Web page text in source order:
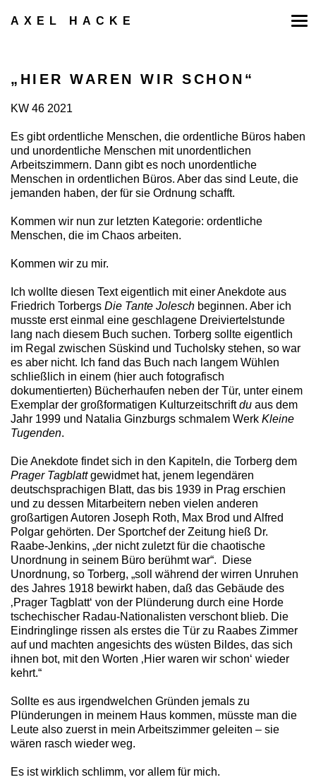
InhaltAXEL HACKE
„HIER WAREN WIR SCHON“
KW 46 2021
Es gibt ordentliche Menschen, die ordentliche Büros haben
und unordentliche Menschen mit unordentlichen
Arbeitszimmern. Dann gibt es noch unordentliche
Menschen in ordentlichen Büros. Aber das sind Leute, die
jemanden haben, der für sie Ordnung schafft.
Kommen wir nun zur letzten Kategorie: ordentliche
Menschen, die im Chaos arbeiten.
Kommen wir zu mir.
Ich wollte diesen Text eigentlich mit einer Anekdote aus
Friedrich Torbergs Die Tante Jolesch beginnen. Aber ich
musste erst einmal eine geschlagene Dreiviertelstunde
lang nach diesem Buch suchen. Torberg sollte eigentlich
im Regal zwischen Süskind und Tucholsky stehen, so war
es aber nicht. Ich fand das Buch nach langem Wühlen
schließlich in einem (hier auch fotografisch
dokumentierten) Bücherhaufen neben der Tür, unter einem
Exemplar der großformatigen Kulturzeitschriftdu aus dem
Jahr 1999 und Natalia Ginzburgs schmalem Werk Kleine
Tugenden.
Die Anekdote findet sich in den Kapiteln, die Torberg dem
Prager Tagblattgewidmet hat, jenem legendären
deutschsprachigen Blatt, das bis 1939 in Prag erschien
und zu dessen Mitarbeitern neben vielen anderen
großartigen Autoren Joseph Roth, Max Brod und Alfred
Polgar gehörten. Der Sportchef der Zeitung hieß Dr.
Raabe-Jenkins, „der nicht zuletzt für die chaotische
Unordnung in seinem Büro berühmt war“. Diese
Unordnung, so Torberg, „soll während der wirren Unruhen
des Jahres 1918 bewirkt haben, daß das Gebäude des
‚Prager Tagblatt‘ von der Plünderung durch eine Horde
tschechischer Radau-Nationalisten verschont blieb. Die
Eindringlinge rissen als erstes die Tür zu Raabes Zimmer
auf und machten angesichts des wüsten Bildes, das sich
ihnen bot, mit den Worten ‚Hier waren wir schon‘ wieder
kehrt.“
Sollte es aus irgendwelchen Gründen jemals zu
Plünderungen in meinem Haus kommen, müsste man die
Leute also zuerst in mein Arbeitszimmer geleiten – sie
wären rasch wieder weg.
Es ist wirklich schlimm, vor allem für mich.